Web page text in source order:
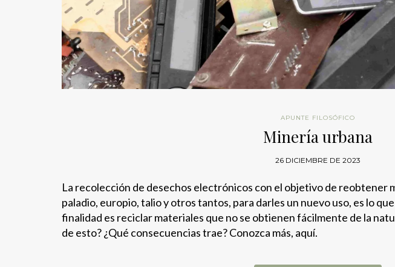
APUNTE FILOSÓFICO
Minería urbana
26 DICIEMBRE DE 2023
La recolección de desechos electrónicos con el objetivo de reobtener
paladio, europio, talio y otros tantos, para darles un nuevo uso, es lo
finalidad es reciclar materiales que no se obtienen fácilmente de la
de esto? ¿Qué consecuencias trae? Conozca más, aquí.